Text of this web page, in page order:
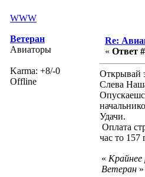
WWW
Ветеран
Авиаторы
Karma: +8/-0
Offline
Re:
« Ответ
Открывай
Слева
Удачи.
Оплата
час то 157
« Крайнее
Ветеран »